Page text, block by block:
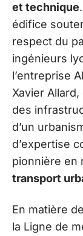
et technique
édifice
respect du
ingénieurs
l’entreprise
Xavier
des
d’un
d’expertise
pionnière en
transport
En matière de
la Ligne de